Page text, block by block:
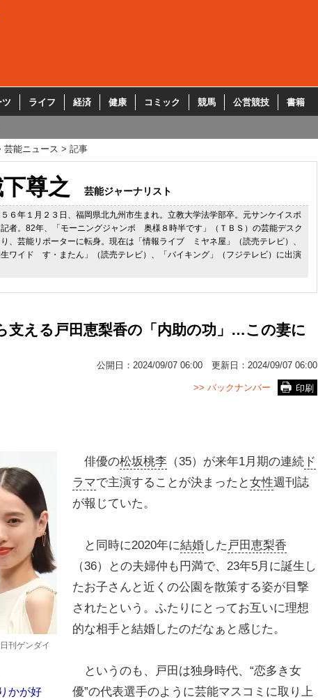
ツ ライフ 経済 健康 コミック 競馬 公営競技 書籍
芸能ニュース 記事
尊之 芸能ジャーナリスト
５６年１月２３日、福岡県北九州市生まれ。立教大学法学部卒。元サンケイスポ
者。82年、「モーニングジャンボ 奥様８時半です」（ＴＢＳ）の芸能デスク
り、芸能リポーターに転身。現在は「情報ライブ ミヤネ屋」（読売テレビ）、
生ワイド す・またん」（読売テレビ）、「バイキング」（フジテレビ）に出演
支える戸田恵梨香の「内助の功」…この妻に
公開日： 2024/09/07 06:00 更新日： 2024/09/07 06:00
印刷
>> バックナンバー
刊ゲンダイ
かが好
俳優の松坂桃李 （35）が来年1月期の連続 ド
ラマで主演することが決まったと女性週刊誌
が報じていた。
と同時に2020年に結婚した 戸田恵梨香
（36）との夫婦仲も円満で、23年5月に誕生し
たお子さんと近くの公園を散策する姿が目撃
されたという。ふたりにとってお互いに理想
的な相手と結婚したのだなぁと感じた。
というのも、戸田は独身時代、“恋多き女
優”の代表選手のように芸能マスコミに取り上